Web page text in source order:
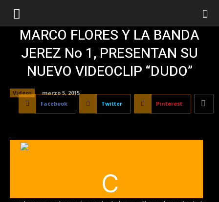
MARCO FLORES Y LA BANDA
JEREZ No 1, PRESENTAN SU
NUEVO VIDEOCLIP “DUDO”
Videos
marzo 5, 2015
Facebook
Twitter Pinterest
C